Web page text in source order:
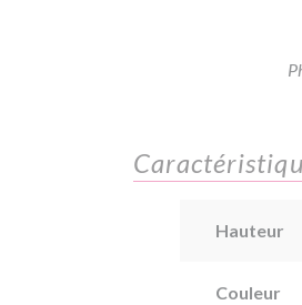
Hauteur
Couleur